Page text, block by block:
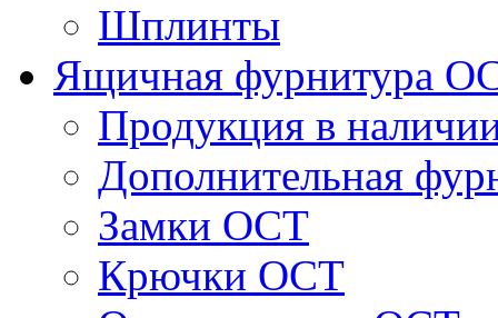
Шплинты
Ящичная фурнитура
Продукция в
Дополнительная
Замки ОСТ
Крючки ОСТ